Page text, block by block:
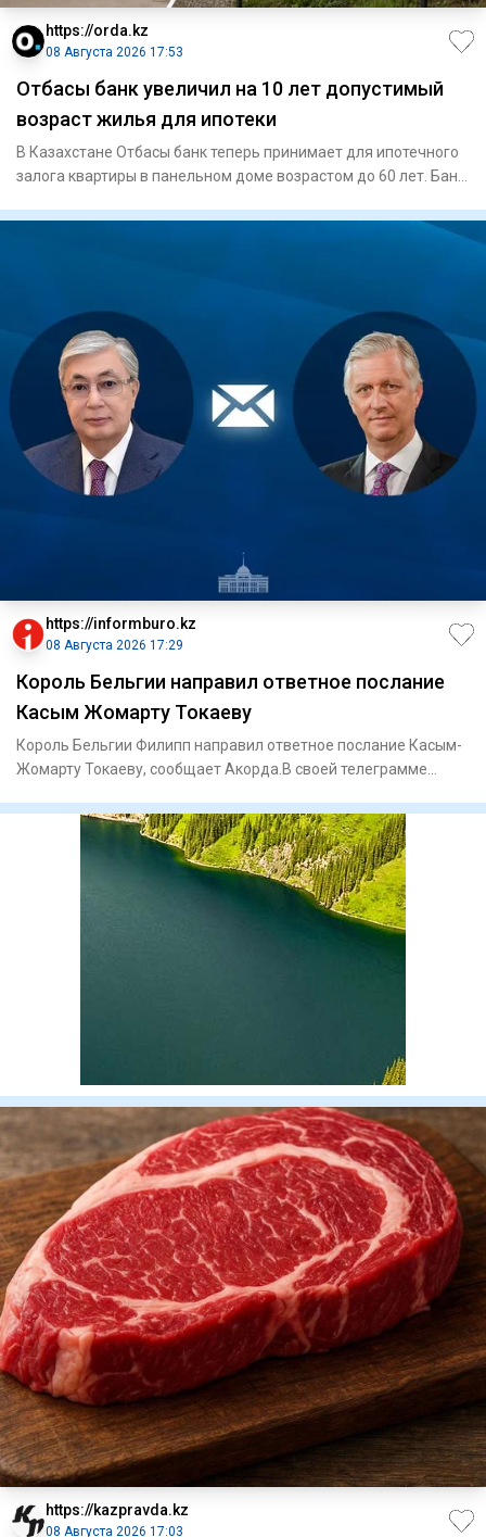
https://orda.kz
08 Августа 2026 17:53
Отбасы банк увеличил на 10 лет допустимый
возраст жилья для ипотеки
В Казахстане Отбасы банк теперь принимает для ипотечного
залога квартиры в панельном доме возрастом до 60 лет. Банк
https://informburo.kz
08 Августа 2026 17:29
Король Бельгии направил ответное послание
Касым Жомарту Токаеву
Король Бельгии Филипп направил ответное послание Касым-
Жомарту Токаеву, сообщает Акорда.В своей телеграмме
https://kazpravda.kz
08 Августа 2026 17:03